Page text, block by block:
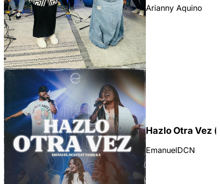
Arianny Aquino
Hazlo Otra Vez
EmanuelDCN